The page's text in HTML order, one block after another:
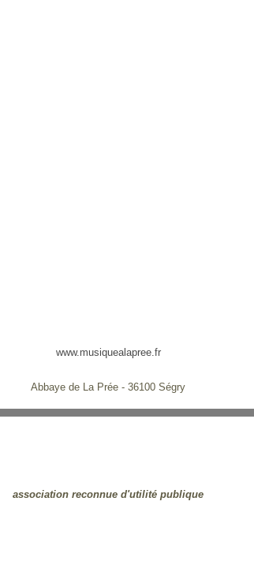
www.musiquealapree.fr
Abbaye de La Prée - 36100 Ségry
association reconnue d'utilité publique